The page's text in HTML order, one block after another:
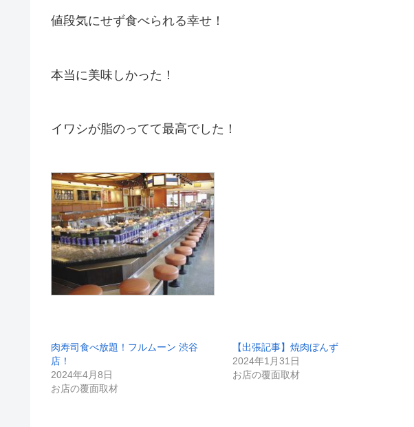
値段気にせず食べられる幸せ！
本当に美味しかった！
イワシが脂のってて最高でした！
肉寿司食べ放題！フルムーン 渋谷
店！
2024年4月8日
お店の覆面取材
【出張記事】焼肉ぼんず
2024年1月31日
お店の覆面取材